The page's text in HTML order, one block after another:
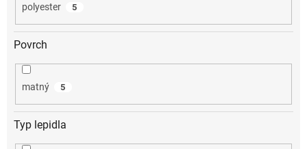
polyester 5
Povrch
matný 5
Typ lepidla